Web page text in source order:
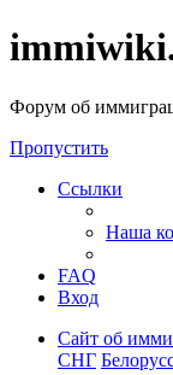
Форум об
Пропустить
Ссылки
Наша
FAQ
Вход
Сайт об
СНГ